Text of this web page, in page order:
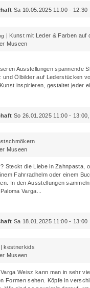
Sa 10.05.2025 11:00 - 12:30
| Kunst mit Leder & Farben auf
Museen
Ausstellungen spannende
und Ölbilder auf Lederstücken
inspirieren, gestaltet jeder
So 26.01.2025 11:00 -
Museen
Steckt die Liebe in Zahnpasta,
Fahrradhelm oder einem
In den Ausstellungen
Paloma Varga...
Sa 18.01.2025 11:00 - 13:00
|kestnerkids
Museen
Weisz kann man in sehr
Formen sehen. Köpfe in